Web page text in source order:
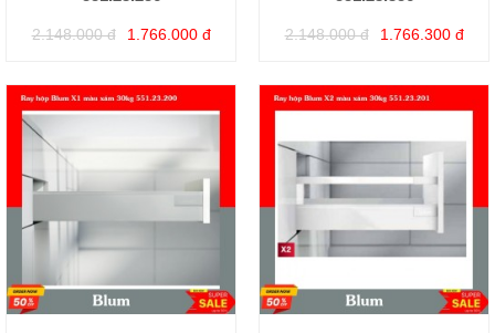
2.148.000 đ 1.766.000 đ 2.148.000 đ 1.766.300 đ